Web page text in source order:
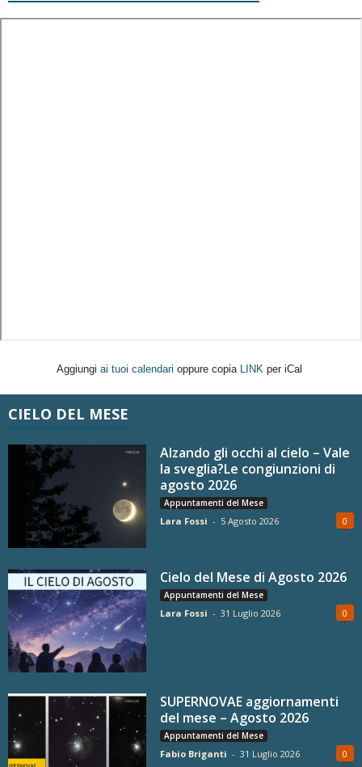
Aggiungi ai tuoi calendari oppure copia LINK per iCal
CIELO DEL MESE
Alzando gli occhi al cielo – Vale
la sveglia?Le congiunzioni di
agosto 2026
Appuntamenti del Mese
Lara Fossi - 5 Agosto 2026 0
Cielo del Mese di Agosto 2026
Appuntamenti del Mese
Lara Fossi - 31 Luglio 2026 0
SUPERNOVAE aggiornamenti
del mese – Agosto 2026
Appuntamenti del Mese
Fabio Briganti - 31 Luglio 2026 0